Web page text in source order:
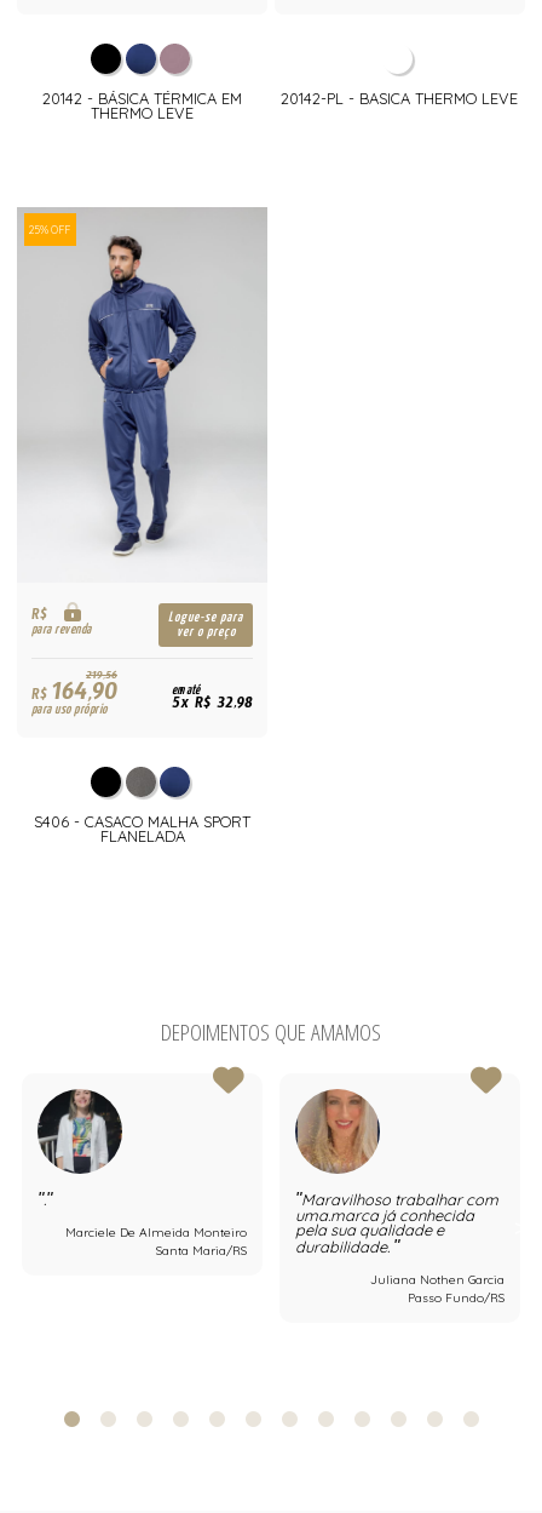
20142 - BÁSICA TÉRMICA EM
THERMO LEVE
20142-PL - BASICA THERMO LEVE
25% OFF
R$
para revenda
Logue-se para
ver o preço
219,56
R$164,90
para uso próprio
em até
5x R$ 32,98
S406 - CASACO MALHA SPORT
FLANELADA
DEPOIMENTOS QUE AMAMOS
.
Marciele De Almeida Monteiro
Santa Maria/RS
Maravilhoso trabalhar com
uma.marca já conhecida
pela sua qualidade e
durabilidade.
Juliana Nothen Garcia
Passo Fundo/RS